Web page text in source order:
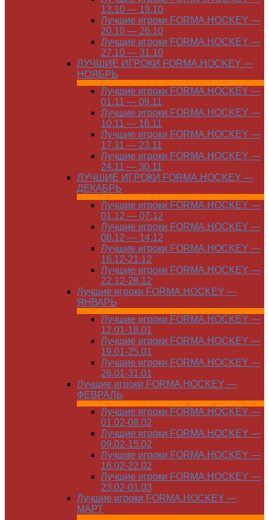
13.10 — 19.10
Лучшие игроки FORMA.HOCKEY —
20.10 — 26.10
Лучшие игроки FORMA.HOCKEY —
27.10 — 31.10
ЛУЧШИЕ ИГРОКИ FORMA.HOCKEY —
НОЯБРЬ
Лучшие игроки FORMA.HOCKEY —
01.11 — 09.11
Лучшие игроки FORMA.HOCKEY —
10.11 — 16.11
Лучшие игроки FORMA.HOCKEY —
17.11 — 23.11
Лучшие игроки FORMA.HOCKEY —
24.11 — 30.11
ЛУЧШИЕ ИГРОКИ FORMA.HOCKEY —
ДЕКАБРЬ
Лучшие игроки FORMA.HOCKEY —
01.12 — 07.12
Лучшие игроки FORMA.HOCKEY —
08.12 — 14.12
Лучшие игроки FORMA.HOCKEY —
16.12-21.12
Лучшие игроки FORMA.HOCKEY —
22.12-28.12
Лучшие игроки FORMA.HOCKEY —
ЯНВАРЬ
Лучшие игроки FORMA.HOCKEY —
12.01-18.01
Лучшие игроки FORMA.HOCKEY —
19.01-25.01
Лучшие игроки FORMA.HOCKEY —
26.01-31.01
Лучшие игроки FORMA.HOCKEY —
ФЕВРАЛЬ
Лучшие игроки FORMA.HOCKEY —
01.02-08.02
Лучшие игроки FORMA.HOCKEY —
09.02-15.02
Лучшие игроки FORMA.HOCKEY —
16.02-22.02
Лучшие игроки FORMA.HOCKEY —
23.02-01.03
Лучшие игроки FORMA.HOCKEY —
МАРТ